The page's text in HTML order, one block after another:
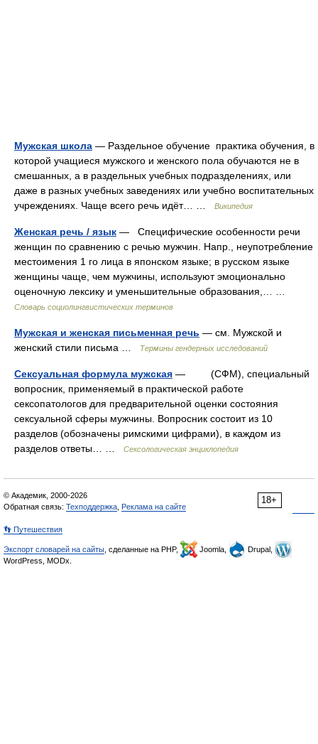
Мужская школа — Раздельное обучение практика обучения, в
которой учащиеся мужского и женского пола обучаются не в
смешанных, а в раздельных учебных подразделениях, или
даже в разных учебных заведениях или учебно воспитательных
учреждениях. Чаще всего речь идёт… …
Википедия
Женская речь / язык — Специфические особенности речи
женщин по сравнению с речью мужчин. Напр., неупотребление
местоимения 1 го лица в японском языке; в русском языке
женщины чаще, чем мужчины, используют эмоционально
оценочную лексику и уменьшительные образования,… …
Словарь социолингвистических терминов
Мужская и женская письменная речь — см. Мужской и
женский стили письма …
Термины гендерных исследований
Сексуальная формула мужская — (СФМ), специальный
вопросник, применяемый в практической работе
сексопатологов для предварительной оценки состояния
сексуальной сферы мужчины. Вопросник состоит из 10
разделов (обозначены римскими цифрами), в каждом из
разделов ответы… …
Сексологическая энциклопедия
18+
© Академик, 2000-2026
Обратная связь: Техподдержка Реклама на сайте
👣 Путешествия
Экспорт словарей на сайты , сделанные на PHP, Joomla,
Drupal,
WordPress, MODx.